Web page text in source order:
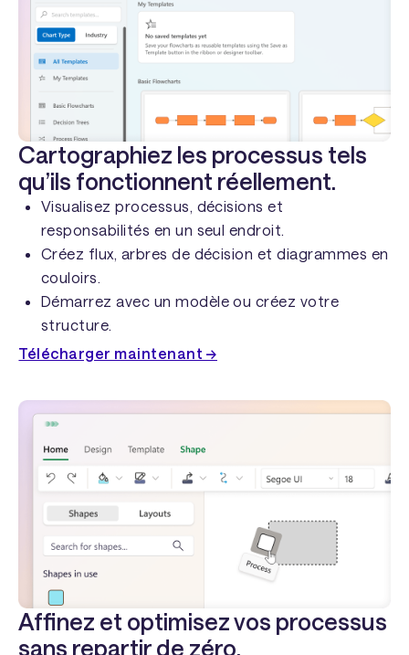
Cartographiez les processus tels
qu’ils fonctionnent réellement.
Visualisez processus, décisions et
responsabilités en un seul endroit.
Créez flux, arbres de décision et diagrammes en
couloirs.
Démarrez avec un modèle ou créez votre
structure.
Télécharger maintenant →
Affinez et optimisez vos processus
sans repartir de zéro.